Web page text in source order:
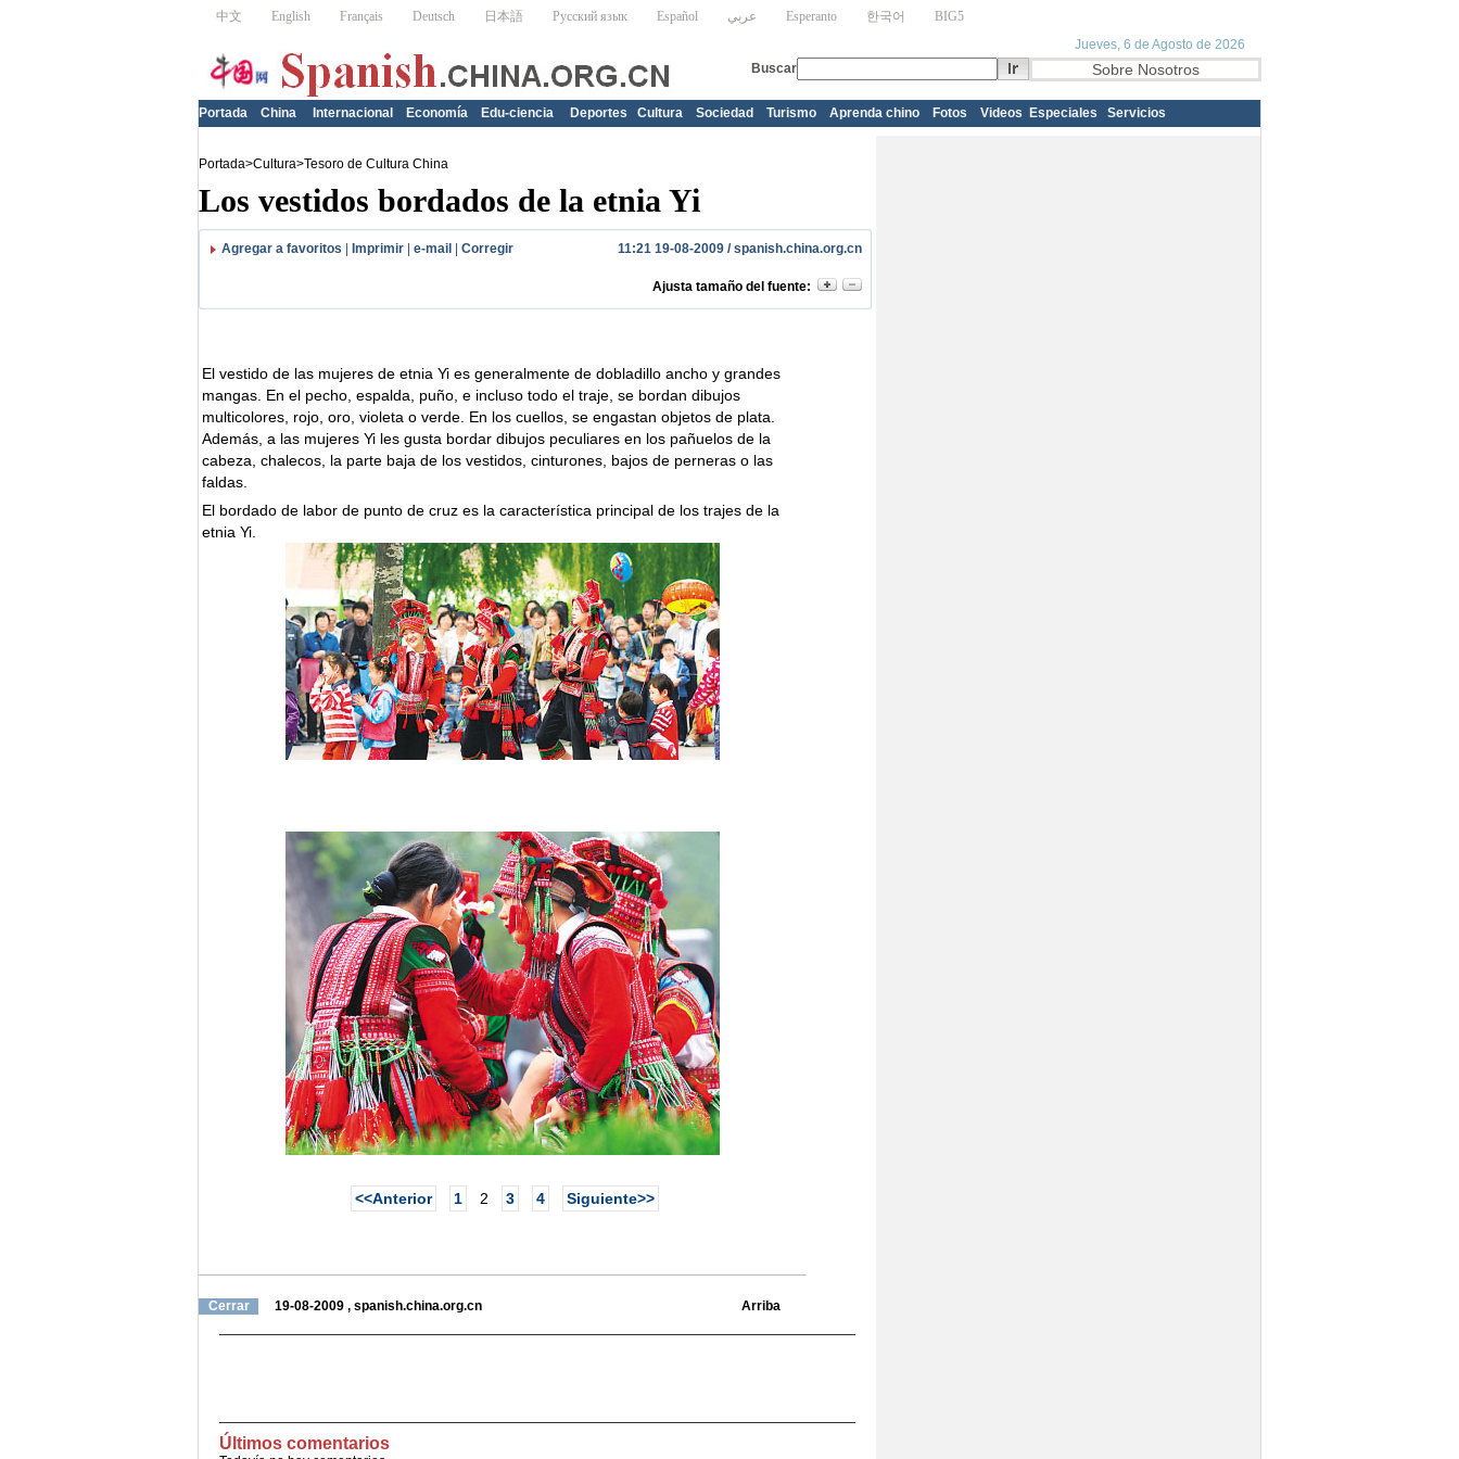
Portada China Internacional Economía Edu-ciencia Deportes Cultura Sociedad Turismo Aprenda chino Fotos Videos Especiales Servicios
Portada>Cultura>Tesoro de Cultura China
Los vestidos bordados de la etnia Yi
Agregar a favoritos Imprimir e-mail Corregir 11:21 19-08-2009 /spanish.china.org.cn
Ajusta tamaño del fuente:
El vestido de las mujeres de etnia Yi es generalmente de dobladillo ancho y grandes
mangas. En el pecho, espalda, puño, e incluso todo el traje, se bordan dibujos
multicolores, rojo, oro, violeta o verde. En los cuellos, se engastan objetos de plata.
Además, a las mujeres Yi les gusta bordar dibujos peculiares en los pañuelos de la
cabeza, chalecos, la parte baja de los vestidos, cinturones, bajos de perneras o las
faldas.
El bordado de labor de punto de cruz es la característica principal de los trajes de la
etnia Yi.
<<Anterior 1 2 3 4 Siguiente>>
Cerrar 19-08-2009 , spanish.china.org.cn Arriba
Últimos comentarios